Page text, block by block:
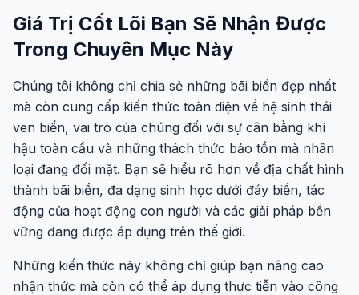
Giá Trị Cốt Lõi Bạn Sẽ Nhận Được
Trong Chuyên Mục Này
Chúng tôi không chỉ chia sẻ những bãi biển đẹp nhất
mà còn cung cấp kiến thức toàn diện về hệ sinh thái
ven biển, vai trò của chúng đối với sự cân bằng khí
hậu toàn cầu và những thách thức bảo tồn mà nhân
loại đang đối mặt. Bạn sẽ hiểu rõ hơn về địa chất hình
thành bãi biển, đa dạng sinh học dưới đáy biển, tác
động của hoạt động con người và các giải pháp bền
vững đang được áp dụng trên thế giới.
Những kiến thức này không chỉ giúp bạn nâng cao
nhận thức mà còn có thể áp dụng thực tiễn vào công